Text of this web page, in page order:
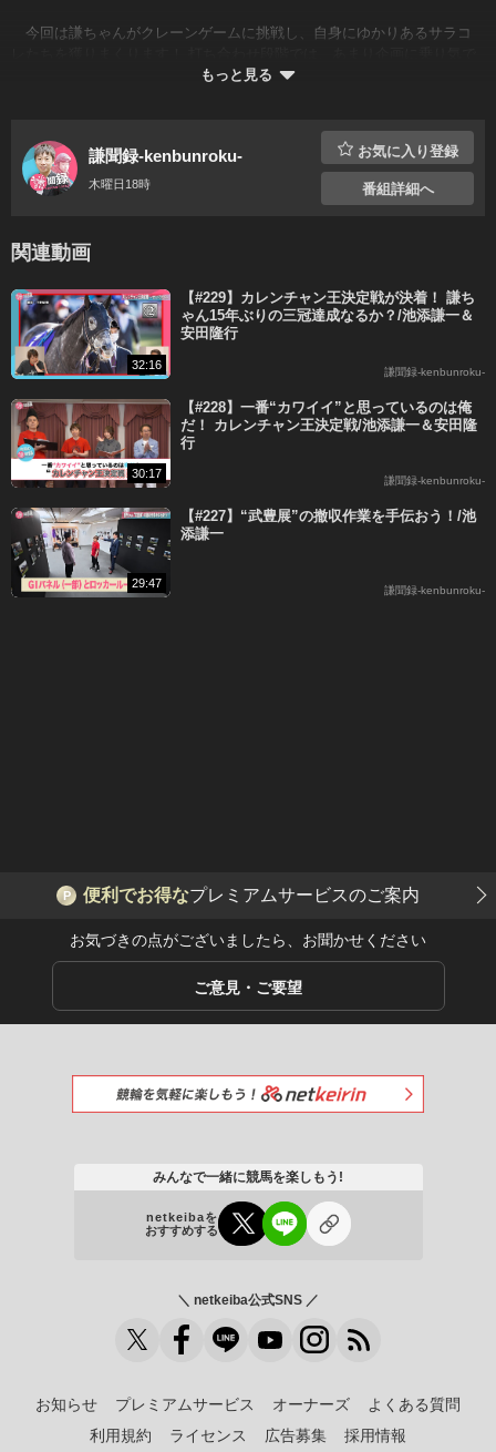
14日間無料
X
今回は謙ちゃんがクレーンゲームに挑戦し、自身にゆかりあるサラコ
なかったものの、やり始めてからのテンションは異常…。
誇る「サープラ京都あそびタウン」の店員さんが、サラコレの攻略法を
伝授！
出演者：池添謙一(JRA)、お兄ちゃん(ビタミンS)
もっと見る
謙聞録-kenbunroku-
木曜日18時
お気に入り登録
番組詳細へ
関連動画
32:16
【#229】カレンチャン王決定戦が決着！ 謙ち
ゃん15年ぶりの三冠達成なるか？/池添謙一＆
安田隆行
謙聞録-kenbunroku-
30:17
【#228】一番“カワイイ”と思っているのは俺
だ！ カレンチャン王決定戦/池添謙一＆安田隆
行
謙聞録-kenbunroku-
29:47
【#227】“武豊展”の撤収作業を手伝おう！/池
添謙一
謙聞録-kenbunroku-
P 便利でお得なプレミアムサービスのご案内
お気づきの点がございましたら、お聞かせください
ご意見・ご要望
みんなで一緒に競馬を楽しもう!
netkeibaを
おすすめする
＼ netkeiba公式SNS ／
お知らせ プレミアムサービス オーナーズ
よくある質問
利用規約
ライセンス 広告募集 採用情報